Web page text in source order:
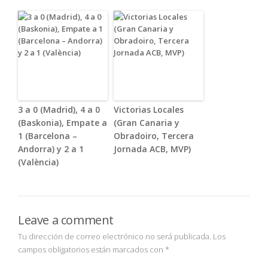
3 a 0 (Madrid), 4 a 0
(Baskonia), Empate a
1 (Barcelona –
Andorra) y 2 a 1
(València)
Victorias Locales
(Gran Canaria y
Obradoiro, Tercera
Jornada ACB, MVP)
Leave a comment
Tu dirección de correo electrónico no será publicada. Los
campos obligatorios están marcados con *